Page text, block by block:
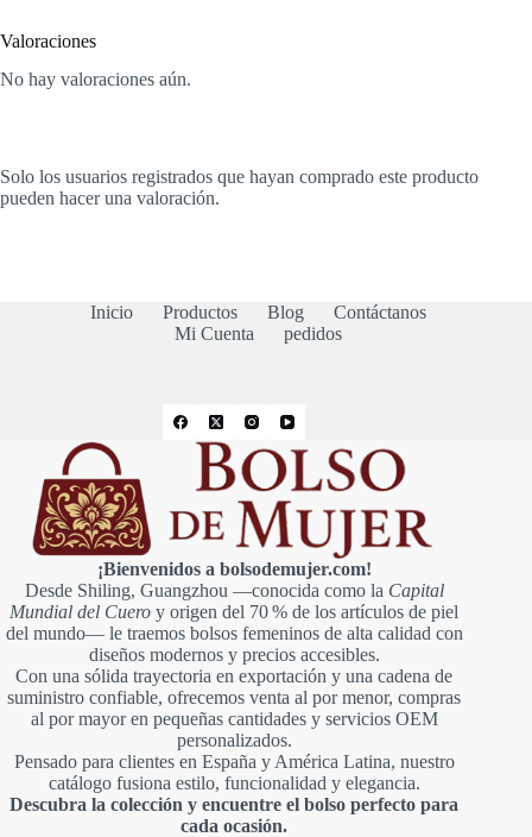
Valoraciones
No hay valoraciones aún.
Solo los usuarios registrados que hayan comprado este producto
pueden hacer una valoración.
Inicio Productos Blog
Contáctanos
Mi Cuenta
pedidos
¡Bienvenidos a bolsodemujer.com!
Desde Shiling, Guangzhou —conocida como la Capital
Mundial del Cuero y origen del 70 % de los artículos de piel
del mundo— le traemos bolsos femeninos de alta calidad con
diseños modernos y precios accesibles.
Con una sólida trayectoria en exportación y una cadena de
suministro confiable, ofrecemos venta al por menor, compras
al por mayor en pequeñas cantidades y servicios OEM
personalizados.
Pensado para clientes en España y América Latina, nuestro
catálogo fusiona estilo, funcionalidad y elegancia.
Descubra la colección y encuentre el bolso perfecto para
cada ocasión.